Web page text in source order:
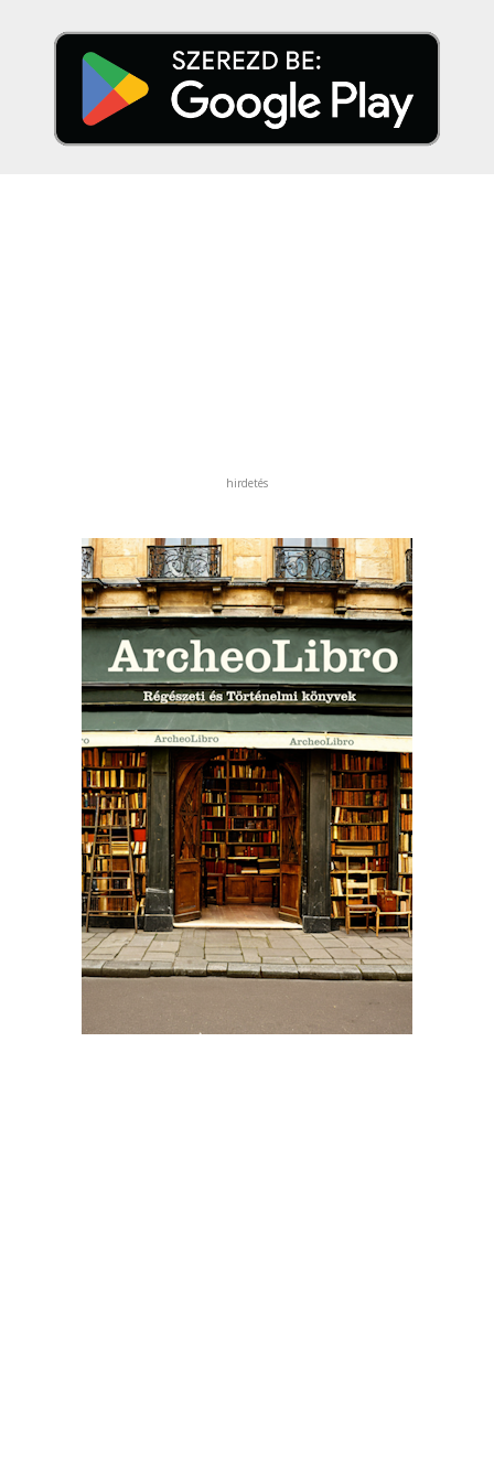
hirdetés